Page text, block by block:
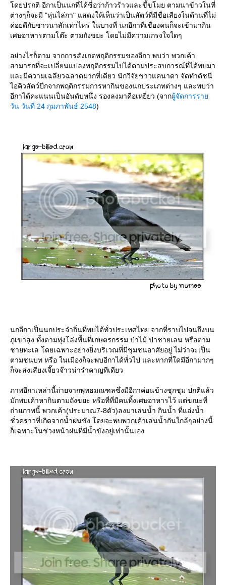
ดยปรกติ อีกาเป็นนกที่ได้ชื่อว่าก้าวร้าวและขี้ขโมย ตามนาข้าวในที่
ต่างๆก็จะมี "หุ่นไล่กา" แสดงให้เห็นว่าเป็นสัตว์ที่มีชื่อเสียงในด้านที่ไม่
ค่อยดีกับชาวนาสักเท่าไหร่ ในบางที่ นกอีกาที่เชื่องคนก็จะเข้ามากิน
เศษอาหารตามโต๊ะ ตามถังขยะ โดยไม่มีความเกรงใจใดๆ
อย่างไรก็ตาม จากการสังเกตพฤติกรรมของอีกา พบว่า พวกเค้า
สามารถที่จะเปลี่ยนแปลงพฤติกรรมไปได้ตามประสบการณ์ที่ได้พบมา
ละมีความเฉลียวฉลาดมากที่เดียว นักวิจัยชาวแคนาดา จัดทำดัชนี
ไอคิวสัตว์ปีกจากพฤติกรรมการหากินของนกประเภทต่างๆ และพบว่า
อีกาได้คะแนนเป็นอันดับหนึ่ง รองลงมาคือเหยี่ยว (จากผู้จัดการรา
วัน วันที่ 24 กุมภาพันธ์ 2548)
นกอีกาเป็นนกประจำถิ่นที่พบได้ทั่วประเทศไทย จากที่ราบไปจนถึงบน
ภูเขาสูง ทั้งตามทุ่งโล่งพื้นที่เกษตรกรรม ป่าไม้ ป่าชายเลน หรือตาม
ชายทะเล โดยเฉพาะอย่างยิ่งบริเวณที่มีชุมชนอาศัยอยู่ ไม่ว่าจะเป็น
ตามชนบท หรือ ในเมืองก็จะพบอีกาได้ทั่วไป และหากที่ใดมีอีกามากๆ
ก็จะส่งเสียงเจี๊ยวจ๊าวน่ารำคาญทีเดียว
ภาพอีกาเหล่านี้ถ่ายจากพุทธมณฑลซึ่งมีอีกาค่อนข้างชุกชุม ปกติแล้ว
มักพบเค้าหากินตามถังขยะ หรือที่ที่มีคนทิ้งเศษอาหารไว้ แต่ขณะที่
ถ่ายภาพนี้ พวกเค้า(ประมาณ7-8ตัว)ลงมาเล่นน้ำ กินน้ำ ที่แอ่งน้ำ
ชั่วคราวที่เกิดจากน้ำฝนขัง โดยจะพบพวกเค้าเล่นน้ำกันใกล้ๆอย่างนี้
ก็เฉพาะในช่วงหน้าฝนที่มีน้ำขังอยู่เท่านั้นเอง